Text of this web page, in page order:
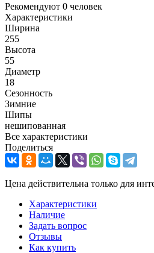
Рекомендуют 0 человек
Характеристики
Ширина
255
Высота
55
Диаметр
18
Сезонность
Зимние
Шипы
нешипованная
Все характеристики
Поделиться
Цена действительна только для
Характеристики
Наличие
Задать вопрос
Отзывы
Как купить